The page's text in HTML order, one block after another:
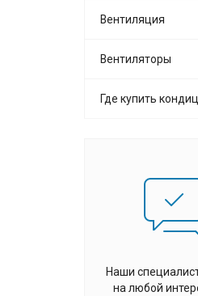
Вентиляция
Вентиляторы
Где купить
Наши
на любой